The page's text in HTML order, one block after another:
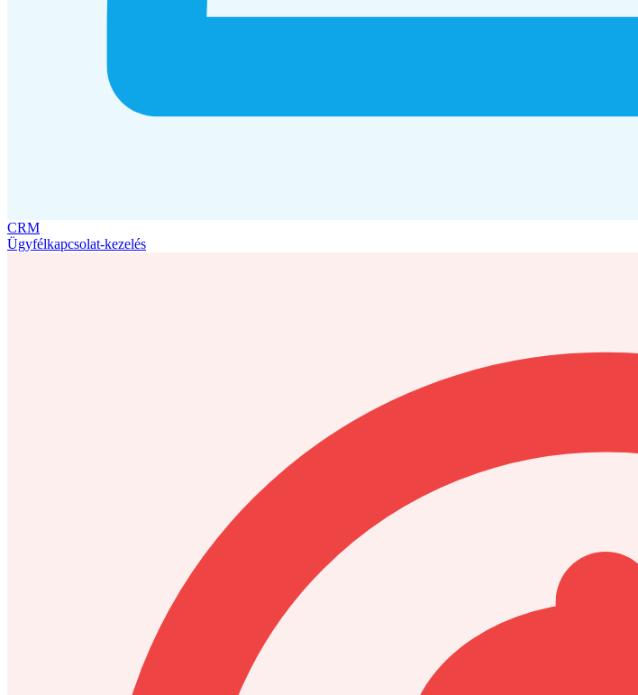
CRM
Ügyfélkapcsolat-kezelés